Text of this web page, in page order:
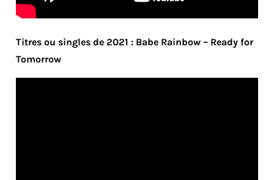
Titres ou singles de 2021 : Babe Rainbow – Ready for
Tomorrow